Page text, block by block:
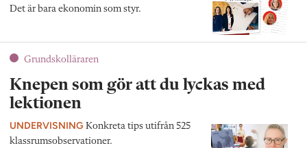
Det är bara ekonomin som styr.
Grundskolläraren
Knepen som gör att du lyckas med
lektionen
UNDERVISNING Konkreta tips utifrån 525
klassrumsobservationer.